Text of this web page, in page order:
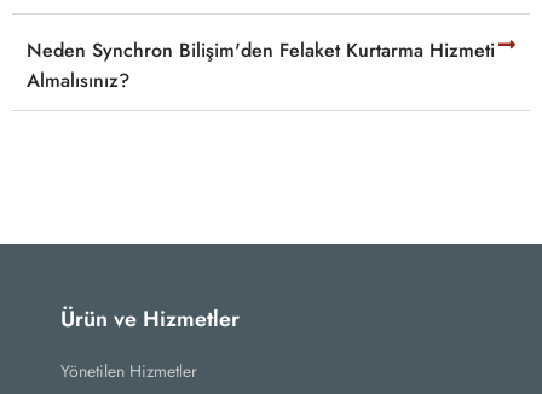
Neden Synchron Bilişim'den Felaket Kurtarma Hizmeti
Almalısınız?
Ürün ve Hizmetler
Yönetilen Hizmetler